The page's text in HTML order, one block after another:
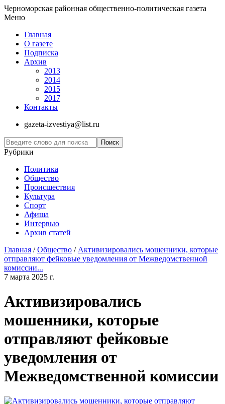
Черноморская районная общественно-политическая газета
Меню
Главная
О газете
Подписка
Архив
2013
2014
2015
2017
Контакты
gazeta-izvestiya@list.ru
Рубрики
Политика
Общество
Проиcшествия
Культура
Спорт
Афиша
Интервью
Архив статей
Главная /Общество / Активизировались мошенники, которые
отправляют фейковые уведомления от Межведомственной
комиссии...
7 марта 2025 г.
Активизировались
мошенники, которые
отправляют фейковые
уведомления от
Межведомственной комиссии